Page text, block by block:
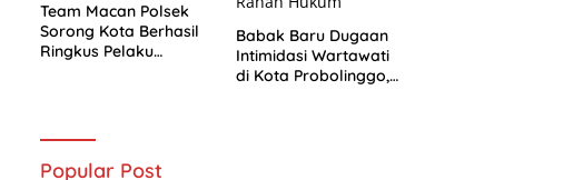
Team Macan Polsek
Sorong Kota Berhasil
Ringkus Pelaku
Babak Baru Dugaan
Intimidasi Wartawati
di Kota Probolinggo,
Popular Post